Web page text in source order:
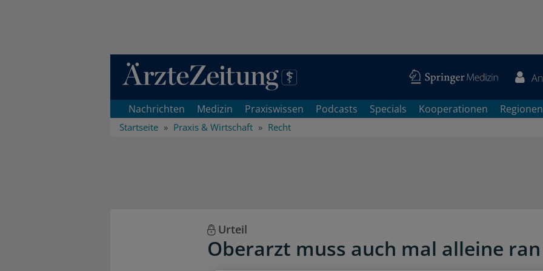
Direkt zum Inhaltsbereich
Nachrichten Medizin Praxiswissen Podcasts Specials Kooperationen Regionen
Startseite Praxis & Wirtschaft Recht
Urteil
Oberarzt muss auch mal alleine ran